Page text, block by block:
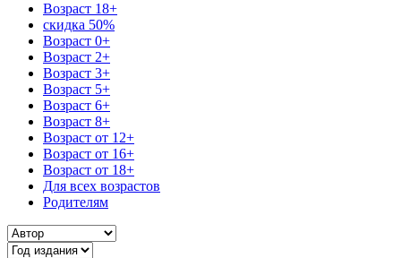
Возраст 18+
скидка 50%
Возраст 0+
Возраст 2+
Возраст 3+
Возраст 5+
Возраст 6+
Возраст 8+
Возраст от 12+
Возраст от 16+
Возраст от 18+
Для всех возрастов
Родителям